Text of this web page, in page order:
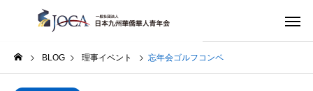
BLOG 理事イベント 忘年会ゴルフコンペ